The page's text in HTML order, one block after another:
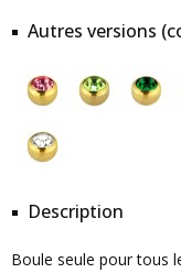
Autres versions
Description
Boule seule pour tous